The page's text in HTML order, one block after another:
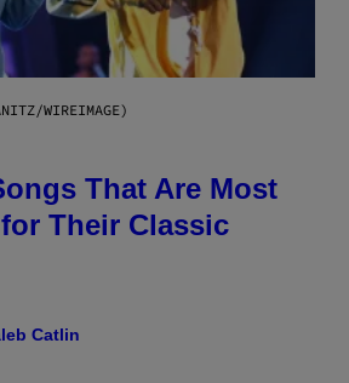
WIREIMAGE)
That Are Most
Their Classic
Catlin